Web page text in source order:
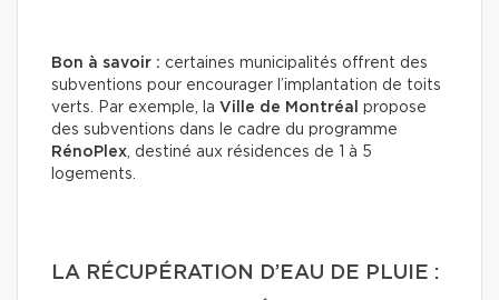
Bon à savoir : certaines municipalités offrent des
subventions pour encourager l’implantation de toits
verts. Par exemple, la Ville de Montréal
propose
des subventions dans le cadre du programme
RénoPlex, destiné aux résidences de 1 à 5
logements.
LA RÉCUPÉRATION D’EAU DE PLUIE :